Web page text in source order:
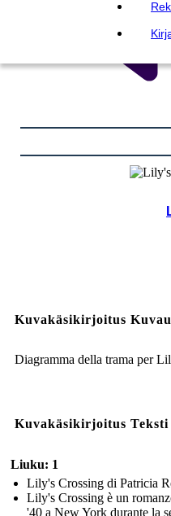
Kuvakäsikirjoitus
Diagramma della trama per
Kuvakäsikirjoitus Teksti
Liuku: 1
Lily's Crossing di Patricia
Lily's Crossing è un
'40 a New York durante la